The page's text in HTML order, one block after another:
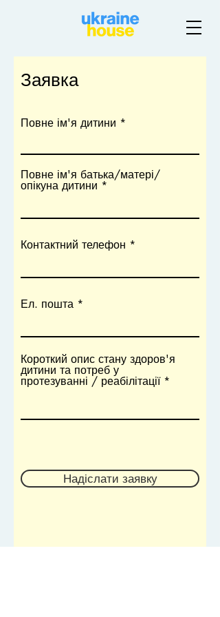
Заявка
Повне ім'я дитини
Повне ім'я батька/матері/
опікуна дитини
Контактний телефон
Ел. пошта
Короткий опис стану здоров'я
дитини та потреб у
протезуванні / реабілітації
Надіслати заявку